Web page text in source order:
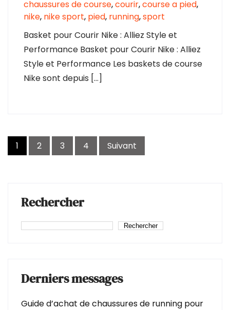
chaussures de course,courir,course a pied,
nike, nike sport, pied, running,sport
Basket pour Courir Nike : Alliez Style et
Performance Basket pour Courir Nike : Alliez
Style et Performance Les baskets de course
Nike sont depuis […]
Navigation
des
1 2 3 4 Suivant
Rechercher
Rechercher
Derniers messages
Guide d’achat de chaussures de running pour